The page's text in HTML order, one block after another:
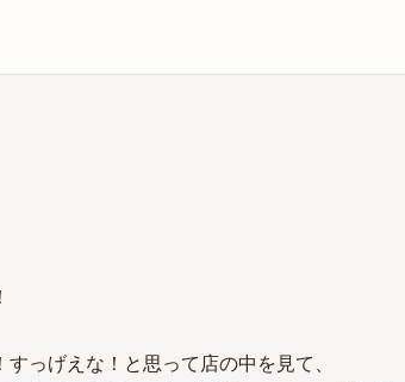
っげえな！と思って店の中を見て、